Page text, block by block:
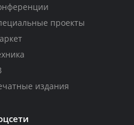
проекты
издания